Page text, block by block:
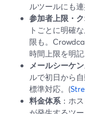
ルツールにも
参加者上限・
トごとに明確
限も。
時間上限を明
メールシーケ
ルで初日から
標準対応。(
料金体系 ：ホ